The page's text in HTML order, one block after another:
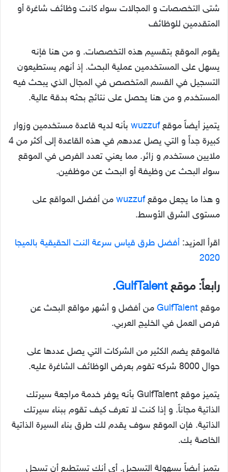
شتى التخصصات و المجالات سواء كانت وظائف شاغرة أو
المتقدمين للوظائف
يقوم الموقع بتقسيم هذه التخصصات. و من هنا فإنه
يسهل على المستخدمين عملية البحث. إذ أنهم يستطيعون
التسجيل في القسم المتخصص في المجال الذي يبحث فيه
المستخدم و من هنا يحصل على نتائج بحثه بدقة عالية.
يتميز أيضاً موقعwuzzuf بأنه لديه قاعدة مستخدمين وزوار
كبيرة جداً و التي يصل عددهم في هذه القاعدة إلى أكثر من 4
ملايين مستخدم و زائر. مما يعني تعدد الفرص في الموقع
سواء البحث عن وظيفة أو البحث عن موظفين.
و هذا ما يجعل موقعwuzzuf من أفضل المواقع على
مستوى الشرق الأوسط.
اقرأ المزيد: أفضل طرق قياس سرعة النت الحقيقية بالميجا
2020
رابعاً: موقعGulfTalent
.
موقع GulfTalent من أفضل و أشهر مواقع البحث عن
فرص العمل في الخليج العربي.
فالموقع يضم الكثير من الشركات التي يصل عددها على
حوال 8000 شركه تقوم بعرض الوظائف الشاغرة عليه.
يتميز موقع GulfTalent بأنه يوفر خدمة مراجعة سيرتك
الذاتية مجاناً. و إذا كنت لا تعرف كيف تقوم ببناء سيرتك
الذاتية. فإن الموقع سوف يقدم لك طرق بناء السيرة الذاتية
الخاصة بك.
يتميز أيضاً بسهولة التسجيل. أي أنك تستطيع أن تسجل